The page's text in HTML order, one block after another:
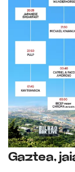
Gaztea,